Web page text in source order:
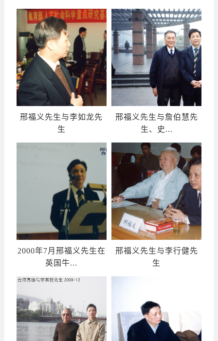
邢福义先生与李如龙先
生
邢福义先生与詹伯慧先
生、史...
2000年7月邢福义先生在
英国牛...
邢福义先生与李行健先
生